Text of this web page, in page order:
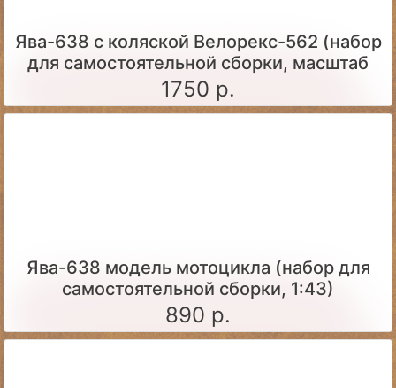
Ява-638 с коляской Велорекс-562 (набор
для самостоятельной сборки, масштаб
1:43)
1750 р.
Ява-638 модель мотоцикла (набор для
самостоятельной сборки, 1:43)
890 р.